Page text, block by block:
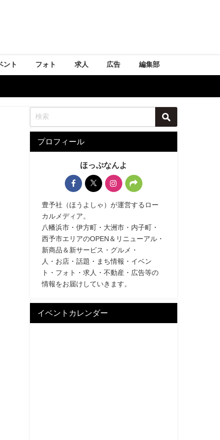
ント フォト 求人 広告 編集部
プロフィール
ほっぷなんよ
豊予社（ほうよしゃ）が運営するロー
カルメディア。
八幡浜市・伊方町・大洲市・内子町・
西予市エリアのOPEN＆リニューアル・
新商品＆新サービス・グルメ・
人・お店・話題・まち情報・イベン
ト・フォト・求人・不動産・広告等の
情報をお届けしていきます。
イベントカレンダー